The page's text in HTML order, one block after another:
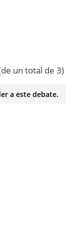
un total de 3)
a este debate.